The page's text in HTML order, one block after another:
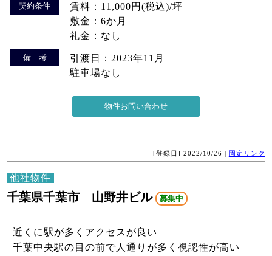
契約条件
賃料：11,000円(税込)/坪
敷金：6か月
礼金：なし
備 考
引渡日：2023年11月
駐車場なし
[登録日] 2022/10/26 | 固定リンク
他社物件
千葉県千葉市 山野井ビル 募集中
近くに駅が多くアクセスが良い
千葉中央駅の目の前で人通りが多く視認性が高い